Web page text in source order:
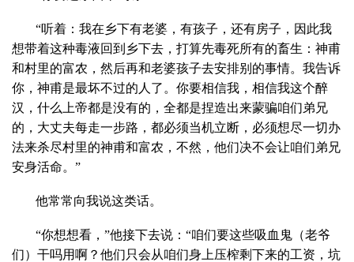
“听着：我在乡下有老婆，有孩子，还有房子，因此我
想带着这种毒液回到乡下去，打算先毒死所有的畜生：神甫
和村里的富农，然后再和老婆孩子去安排别的事情。我告诉
你，神甫是最坏不过的人了。你要相信我，相信我这个醉
汉，什么上帝都是没有的，全都是捏造出来蒙骗咱们弟兄
的，大丈夫每走一步路，都必须当机立断，必须想尽一切办
法来杀尽村里的神甫和富农，不然，他们决不会让咱们弟兄
安身活命。”
他常常向我说这类话。
“你想想看，”他接下去说：“咱们要这些吸血鬼（老爷
们）干吗用啊？他们只会从咱们身上压榨剩下来的工资，坑